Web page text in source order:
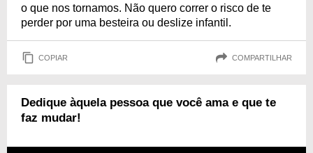
o que nos tornamos. Não quero correr o risco de te
perder por uma besteira ou deslize infantil.
COPIAR COMPARTILHAR
Dedique àquela pessoa que você ama e que te
faz mudar!